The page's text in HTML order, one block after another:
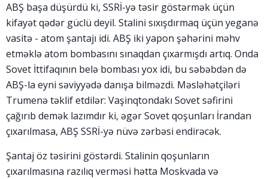
ABŞ başa düşürdü ki, SSRİ-yə təsir göstərmək üçün
kifayət qədər güclü deyil. Stalini sıxışdırmaq üçün yeganə
vasitə - atom şantajı idi. ABŞ iki yapon şəhərini məhv
etməklə atom bombasını sınaqdan çıxarmışdı artıq. Onda
Sovet İttifaqının belə bombası yox idi, bu səbəbdən də
ABŞ-la eyni səviyyədə danışa bilməzdi. Məsləhətçiləri
Trumenə təklif etdilər: Vaşinqtondakı Sovet səfirini
çağırıb demək lazımdır ki, əgər Sovet qoşunları İrandan
çıxarılmasa, ABŞ SSRİ-yə nüvə zərbəsi endirəcək.
Şantaj öz təsirini göstərdi. Stalinin qoşunların
çıxarılmasına razılıq verməsi hətta Moskvada və